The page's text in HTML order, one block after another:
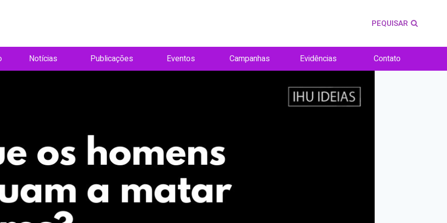
PEQUISAR
Notícias Publicações Eventos Campanhas Evidências Contato